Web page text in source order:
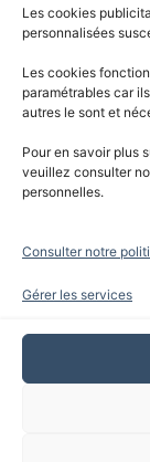
Les cookies
personnalisées
Les cookies
paramétrables car
autres le sont et
Pour en savoir plus
veuillez consulter
personnelles.
Consulter notre
Gérer les services
Les actualités
Catalogue